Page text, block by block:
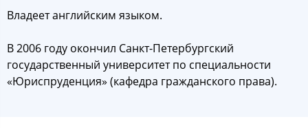
Владеет английским языком.
В 2006 году окончил Санкт-Петербургский
государственный университет по специальности
«Юриспруденция» (кафедра гражданского права).